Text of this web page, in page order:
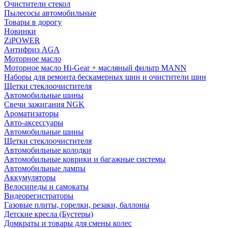
Очистители стекол
Пылесосы автомобильные
Товары в дорогу
Новинки
ZiPOWER
Антифриз AGA
Моторное масло
Моторное масло Hi-Gear + масляный фильтр MANN
Наборы для ремонта бескамерных шин и очистители шин
Щетки стеклоочистителя
Автомобильные шины
Свечи зажигания NGK
Ароматизаторы
Авто-аксессуары
Автомобильные шины
Щетки стеклоочистителя
Автомобильные колодки
Автомобильные коврики и багажные системы
Автомобильные лампы
Аккумуляторы
Велосипеды и самокаты
Видеорегистраторы
Газовые плиты, горелки, резаки, баллоны
Детские кресла (Бустеры)
Домкраты и товары для смены колес